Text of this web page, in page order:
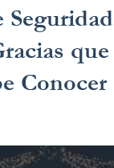
Conocer